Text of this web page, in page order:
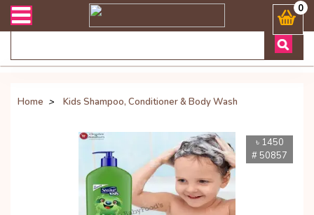
সংক্রান্ত যেকোনো জিজ্ঞাসায় কল করুনঃ ( Whatsapp ) 88019722774440
Home > Kids Shampoo, Conditioner & Body Wash
৳ 1450
# 50857